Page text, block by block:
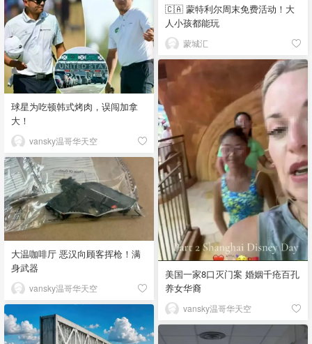
🇨🇦 蒙特利尔周末免费活动！大
人小孩都能玩
蒙城汇
球星为吃顿韩式烤肉，误闯加拿
大！
vansky温哥华天空
美国一家8口灭门案 婚姻千疮百孔
养女华裔
vansky温哥华天空
大温咖啡厅 恶汉向顾客挥枪！满
身武器
vansky温哥华天空